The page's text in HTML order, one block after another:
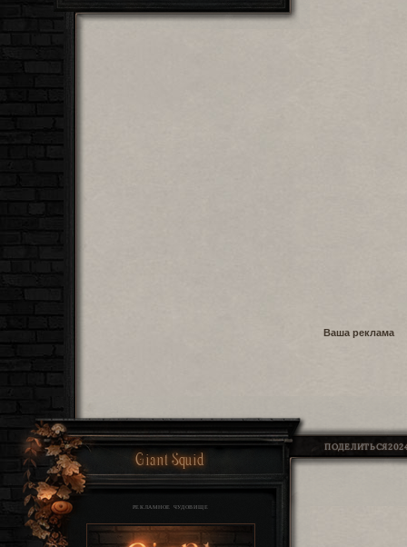
Ваша реклама
ПОДЕЛИТЬСЯ
Giant Squid
РЕКЛАМНОЕ ЧУДОВИЩЕ